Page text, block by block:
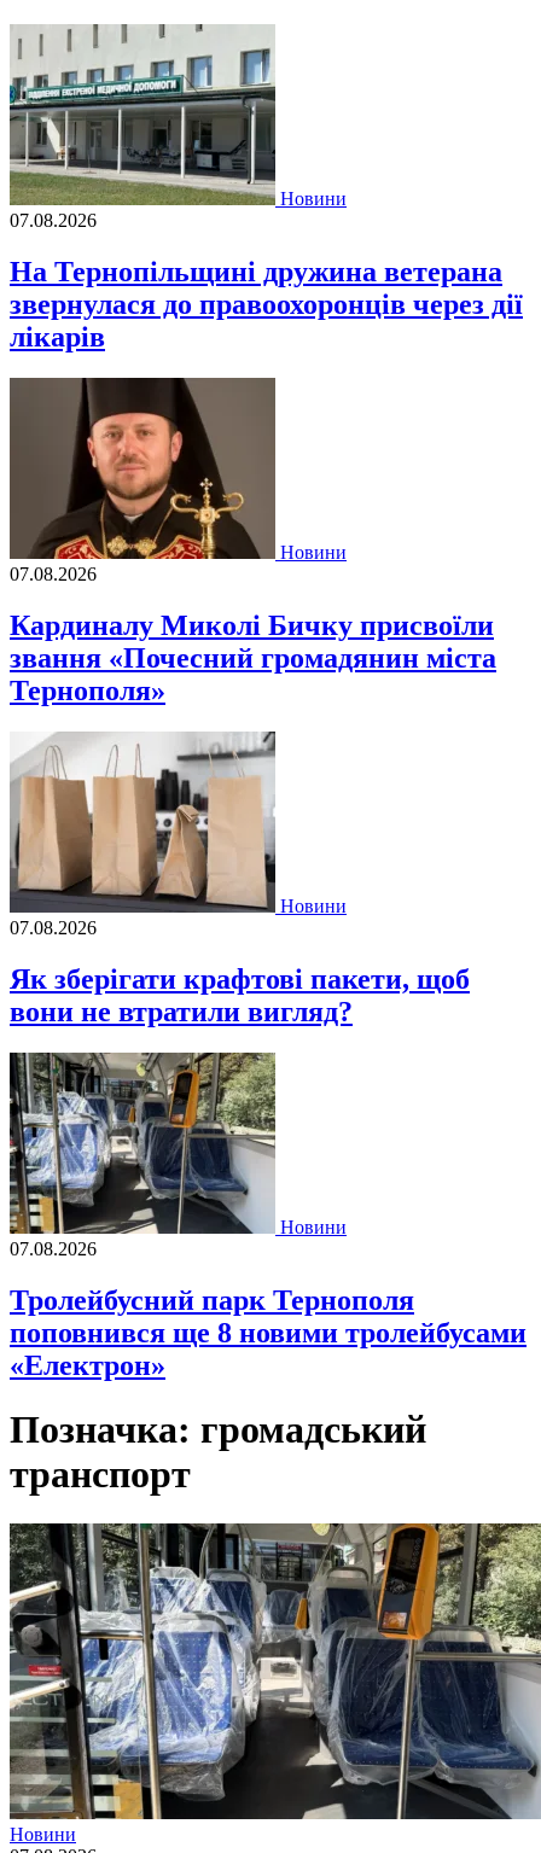
Новини
07.08.2026
На Тернопільщині дружина ветерана
звернулася до правоохоронців через дії
лікарів
Новини
07.08.2026
Кардиналу Миколі Бичку присвоїли
звання «Почесний громадянин міста
Тернополя»
Новини
07.08.2026
Як зберігати крафтові пакети, щоб
вони не втратили вигляд?
Новини
07.08.2026
Тролейбусний парк Тернополя
поповнився ще 8 новими тролейбусами
«Електрон»
Позначка: громадський
транспорт
Новини